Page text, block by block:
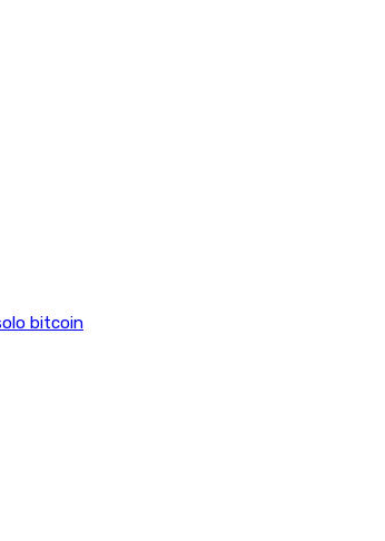
bitcoin